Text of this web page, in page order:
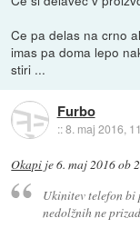
Ce pa delas na crno
imas pa doma lepo
stiri ...
Furbo
::8. maj 2016,
Okapi je6. maj 2016 ob
Ukinitev telefon bi
nedolžnih ne